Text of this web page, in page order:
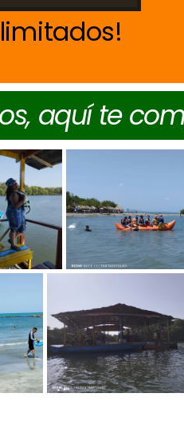
aquí te